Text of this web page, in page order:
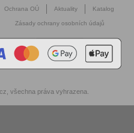
Ochrana OÚ Aktuality Katalog
Zásady ochrany osobních údajů
, všechna práva vyhrazena.